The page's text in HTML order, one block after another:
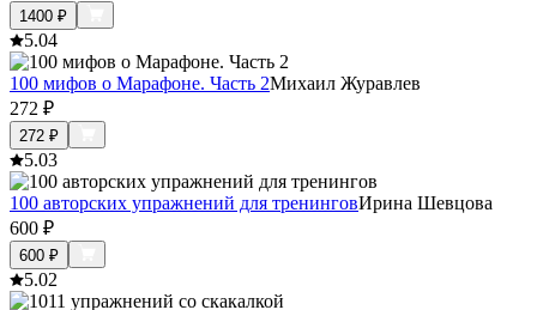
1400 ₽
5.04
100 мифов о Марафоне. Часть 2Михаил Журавлев
272 ₽
272 ₽
5.03
100 авторских упражнений для тренинговИрина Шевцова
600 ₽
600 ₽
5.02